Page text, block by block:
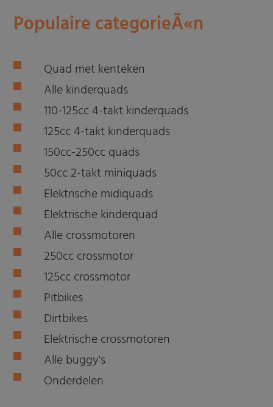
Populaire categorieÃ«n
Quad met kenteken
Alle kinderquads
110-125cc 4-takt kinderquads
125cc 4-takt kinderquads
150cc-250cc quads
50cc 2-takt miniquads
Elektrische midiquads
Elektrische kinderquad
Alle crossmotoren
250cc crossmotor
125cc crossmotor
Pitbikes
Dirtbikes
Elektrische crossmotoren
Alle buggy's
Onderdelen